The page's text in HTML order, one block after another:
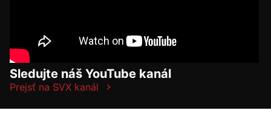
Sledujte náš YouTube kanál
Prejsť na SVX kanál